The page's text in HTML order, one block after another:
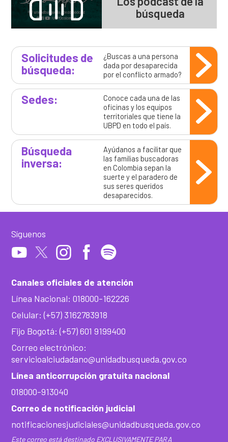
búsqueda
Solicitudes de
búsqueda:
¿Buscas a una persona
dada por desaparecida
por el conflicto armado?
Sedes:
Conoce cada una de las
oficinas y los equipos
territoriales que tiene la
UBPD en todo el país.
Búsqueda
inversa:
Ayúdanos a facilitar que
las familias buscadoras
en Colombia sepan la
suerte y el paradero de
sus seres queridos
desaparecidos.
Canales oficiales de atención
Línea Nacional: 018000-162226
Celular: (+57) 3162783918
Fijo Bogotá: (+57) 601 9199400
Correo electrónico:
servicioalciudadano@unidadbusqueda.gov.co
Línea anticorrupción gratuita nacional
018000-913040
Correo de notificación judicial
notificacionesjudiciales@unidadbusqueda.gov.co
Este correo está destinado EXCLUSIVAMENTE PARA
Síguenos